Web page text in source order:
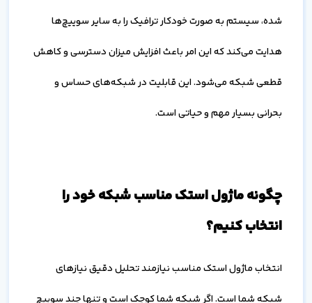
شده، سیستم به صورت خودکار ترافیک را به سایر سوییچ‌ها
هدایت می‌کند که این امر باعث افزایش میزان دسترسی و کاهش
قطعی شبکه می‌شود. این قابلیت در شبکه‌های حساس و
بحرانی بسیار مهم و حیاتی است.
چگونه ماژول استک مناسب شبکه خود را
انتخاب کنیم؟
انتخاب ماژول استک مناسب نیازمند تحلیل دقیق نیازهای
شبکه شما است. اگر شبکه شما کوچک است و تنها چند سوییچ